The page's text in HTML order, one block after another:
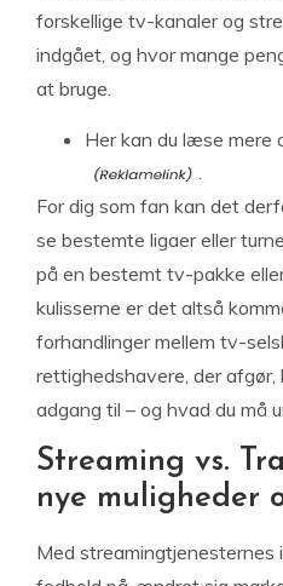
forskellige tv-kanaler og
indgået, og hvor mange
at bruge.
Her kan du læse mere
For dig som fan kan det
se bestemte ligaer eller
på en bestemt tv-pakke
kulisserne er det altså
forhandlinger mellem tv-
rettighedshavere, der afgør,
adgang til – og hvad du må
Streaming vs.
nye muligheder
Med streamingtjenesternes